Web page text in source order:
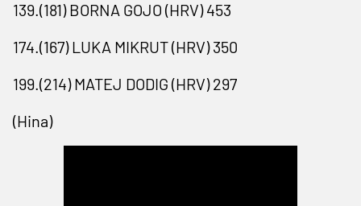
139.(181) BORNA GOJO (HRV) 453
174.(167) LUKA MIKRUT (HRV) 350
199.(214) MATEJ DODIG (HRV) 297
(Hina)